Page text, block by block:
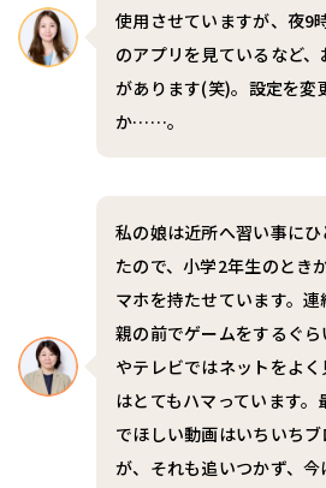
使用させていますが、夜9
のアプリを見ているなど
があります(笑)。設定を変
か……。
私の娘は近所へ習い事に
たので、小学2年生のとき
マホを持たせています。
親の前でゲームをするぐ
やテレビではネットをよ
はとてもハマっています
でほしい動画はいちいち
が、それも追いつかず、